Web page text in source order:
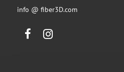
info @ fiber3D.com
FacebookInstagram